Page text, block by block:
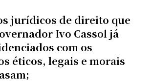
jurídicos de direito que
Ivo Cassol já
com os
éticos, legais e morais